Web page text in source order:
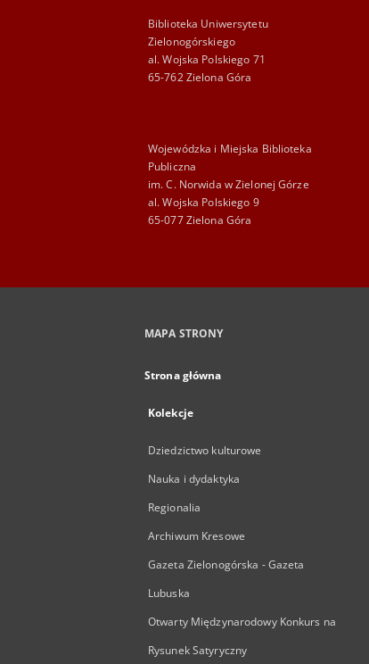
Biblioteka Uniwersytetu
Zielonogórskiego
al. Wojska Polskiego 71
65-762 Zielona Góra
Wojewódzka i Miejska Biblioteka
Publiczna
im. C. Norwida w Zielonej Górze
al. Wojska Polskiego 9
65-077 Zielona Góra
MAPA STRONY
Strona główna
Kolekcje
Dziedzictwo kulturowe
Nauka i dydaktyka
Regionalia
Archiwum Kresowe
Gazeta Zielonogórska - Gazeta
Lubuska
Otwarty Międzynarodowy Konkurs na
Rysunek Satyryczny